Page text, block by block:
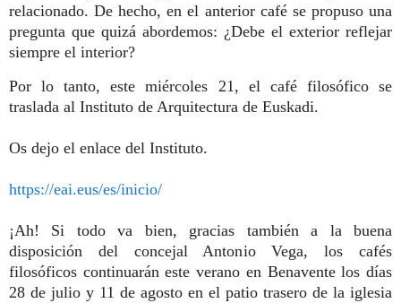
relacionado. De hecho, en el anterior café se propuso una
pregunta que quizá abordemos: ¿Debe el exterior reflejar
siempre el interior?
Por lo tanto, este miércoles 21, el café filosófico se
traslada al Instituto de Arquitectura de Euskadi.
Os dejo el enlace del Instituto.
https://eai.eus/es/inicio/
¡Ah! Si todo va bien, gracias también a la buena
disposición del concejal Antonio Vega, los cafés
filosóficos continuarán este verano en Benavente los días
28 de julio y 11 de agosto en el patio trasero de la iglesia